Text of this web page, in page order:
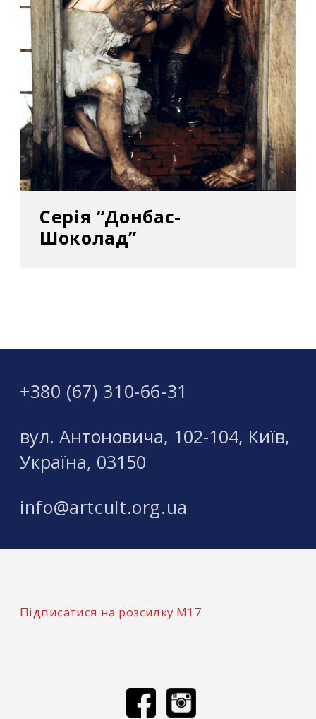
Серія “Донбас-
Шоколад”
+380 (67) 310-66-31
вул. Антоновича, 102-104, Київ,
Україна, 03150
info@artcult.org.ua
Підписатися на розсилку М17